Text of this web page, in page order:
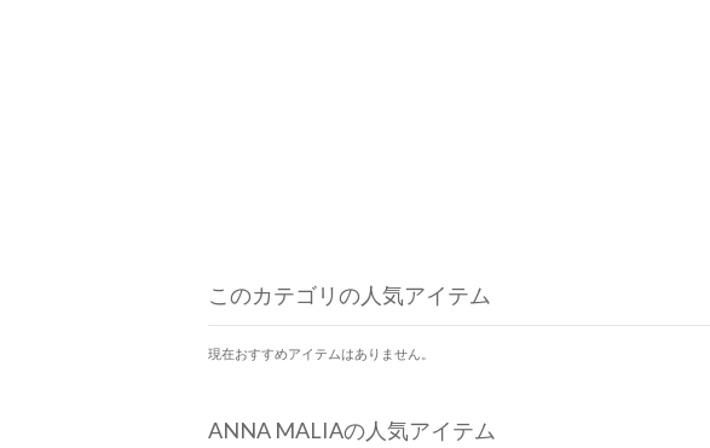
このカテゴリの人気アイテム
現在おすすめアイテムはありません。
ANNA MALIAの人気アイテム